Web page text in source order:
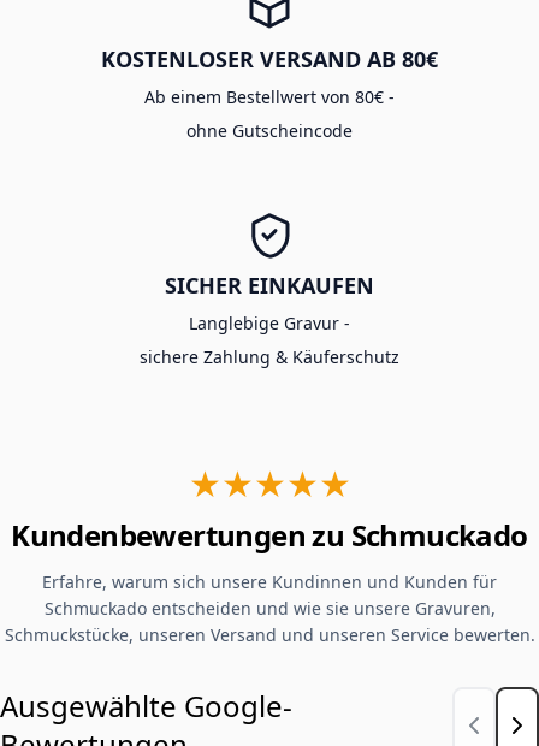
KOSTENLOSER VERSAND AB 80€
Ab einem Bestellwert von 80€ -
ohne Gutscheincode
SICHER EINKAUFEN
Langlebige Gravur -
sichere Zahlung & Käuferschutz
★★★★★
Kundenbewertungen zu Schmuckado
Erfahre, warum sich unsere Kundinnen und Kunden für
Schmuckado entscheiden und wie sie unsere Gravuren,
Schmuckstücke, unseren Versand und unseren Service bewerten.
Ausgewählte Google-